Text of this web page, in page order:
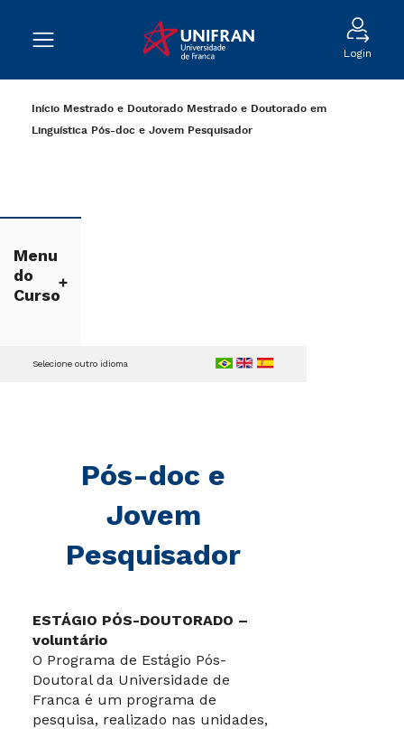
Login
Início Mestrado e Doutorado Mestrado e Doutorado em
Linguística Pós-doc e Jovem Pesquisador
Menu
do
Curso
Pós-doc e
Jovem
Pesquisador
Selecione outro idioma
ESTÁGIO PÓS-DOUTORADO –
voluntário
O Programa de Estágio Pós-
Doutoral da Universidade de
Franca é um programa de
pesquisa, realizado nas unidades,